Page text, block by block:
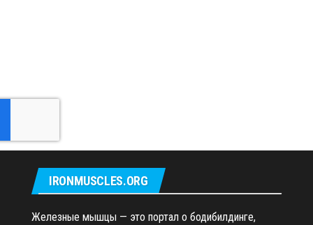
IRONMUSCLES.ORG
Железные мышцы — это портал о бодибилдинге,